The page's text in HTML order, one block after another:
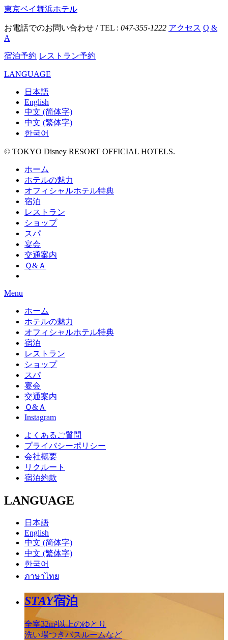
東京ベイ舞浜ホテル
お電話でのお問い合わせ / TEL : 047-355-1222 アクセス Q &
A
宿泊予約 レストラン予約
LANGUAGE
日本語
English
中文 (简体字)
中文 (繁体字)
한국어
© TOKYO Disney RESORT OFFICIAL HOTELS.
ホーム
ホテルの魅力
オフィシャルホテル特典
宿泊
レストラン
ショップ
スパ
宴会
交通案内
Ｑ&Ａ
Menu
ホーム
ホテルの魅力
オフィシャルホテル特典
宿泊
レストラン
ショップ
スパ
宴会
交通案内
Ｑ&Ａ
Instagram
よくあるご質問
プライバシーポリシー
会社概要
リクルート
宿泊約款
LANGUAGE
日本語
English
中文 (简体字)
中文 (繁体字)
한국어
ภาษาไทย
STAY宿泊
全室32m²以上のゆとり
洗い場つきバスルームなど